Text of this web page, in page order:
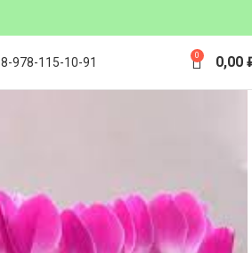
8-978-115-10-91 0 0,00